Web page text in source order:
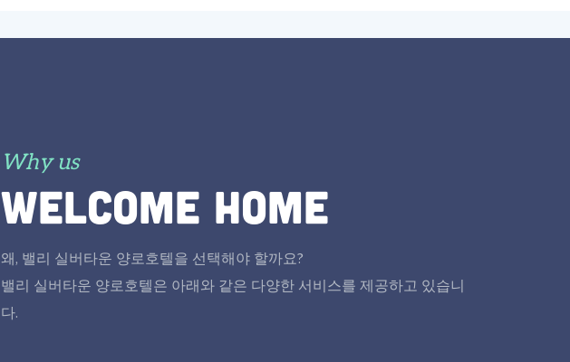
Why us
welcome home
왜, 밸리 실버타운 양로호텔을 선택해야 할까요?
밸리 실버타운 양로호텔은 아래와 같은 다양한 서비스를 제공하고 있습니
다.